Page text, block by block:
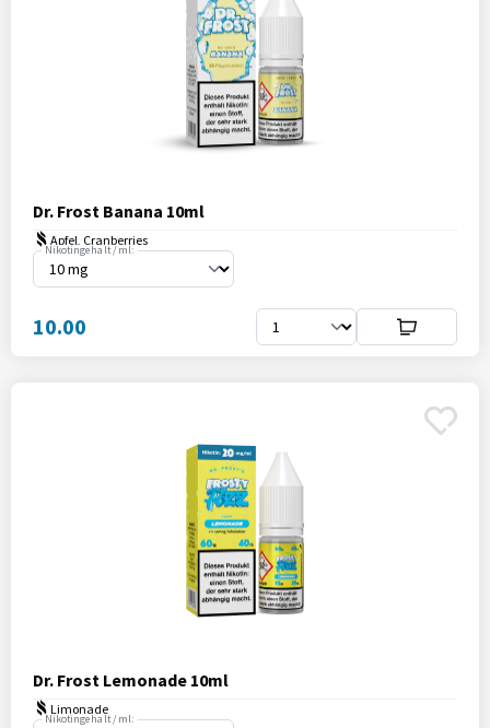
Dr. Frost Banana 10ml
Apfel, Cranberries
Nikotingehalt / ml:
10.00
Dr. Frost Lemonade 10ml
Limonade
Nikotingehalt / ml: